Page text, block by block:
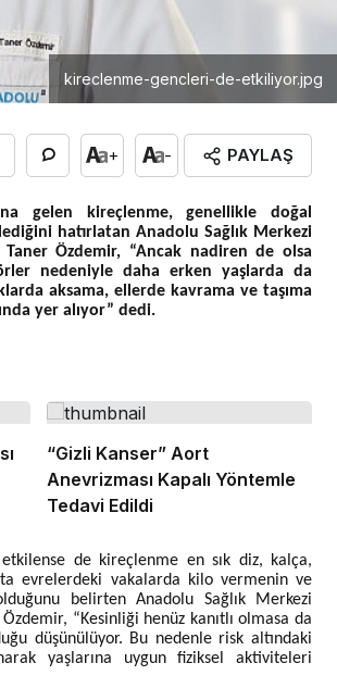
kireclenme-gencleri-de-etkiliyor.jpg
+ - PAYLAŞ
gelen kireçlenme, genellikle doğal
hatırlatan Anadolu Sağlık Merkezi
Özdemir, “Ancak nadiren de olsa
nedeniyle daha erken yaşlarda da
aksama, ellerde kavrama ve taşıma
yer alıyor” dedi.
“Gizli Kanser” Aort
Anevrizması Kapalı Yöntemle
Tedavi Edildi
de kireçlenme en sık diz, kalça,
evrelerdeki vakalarda kilo vermenin ve
belirten Anadolu Sağlık Merkezi
“Kesinliği henüz kanıtlı olmasa da
düşünülüyor. Bu nedenle risk altındaki
yaşlarına uygun fiziksel aktiviteleri